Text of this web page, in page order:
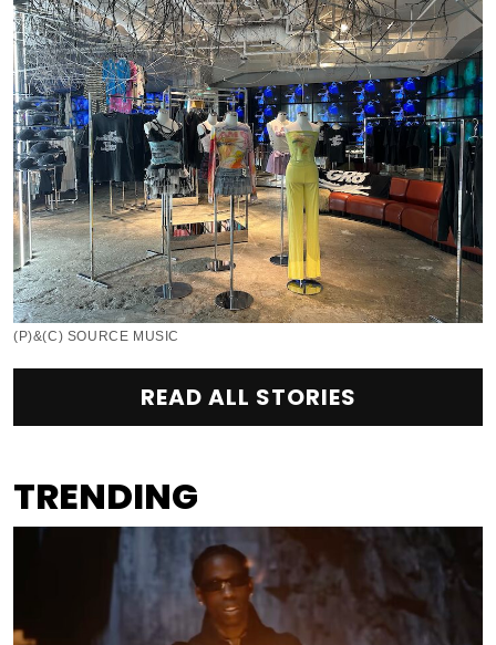
(P)&(C) SOURCE MUSIC
READ ALL STORIES
TRENDING